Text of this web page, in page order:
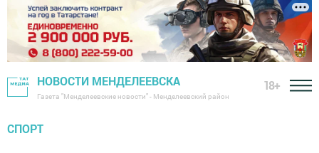
НОВОСТИ МЕНДЕЛЕЕВСКА
Газета "Менделеевские новости" - Менделеевский район
18+
СПОРТ